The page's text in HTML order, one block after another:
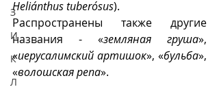
З
И
К
Л
Heliánthus tuberósus).
Распространены также другие
названия - «земляная груша»,
«иерусалимский артишок», «бульба»,
«волошская репа».